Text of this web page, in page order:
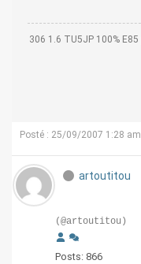
Posté : 25/09/2007 1:28 am
artoutitou
(@artoutitou)
Posts: 866